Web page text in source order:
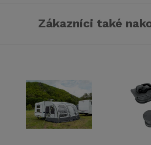
Zákazníci také